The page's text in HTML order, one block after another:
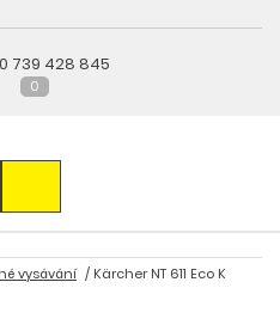
739 428 845
0
vysávání
Kärcher NT 611 Eco K